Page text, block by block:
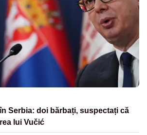
Serbia: doi bărbați, suspectați că
lui Vučić